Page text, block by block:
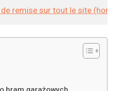
remise sur tout le site (hors